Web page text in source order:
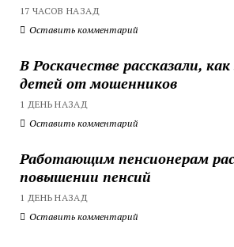
17 ЧАСОВ НАЗАД
Оставить комментарий
В Роскачестве рассказали,
детей от мошенников
1 ДЕНЬ НАЗАД
Оставить комментарий
Работающим пенсионерам
повышении пенсий
1 ДЕНЬ НАЗАД
Оставить комментарий